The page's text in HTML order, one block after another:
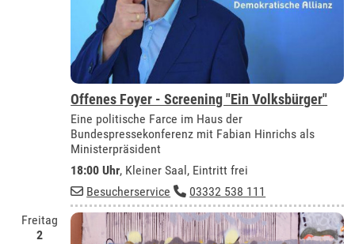
Offenes Foyer - Screening "Ein Volksbürger"
Eine politische Farce im Haus der
Bundespressekonferenz mit Fabian Hinrichs als
Ministerpräsident
18:00 Uhr, Kleiner Saal , Eintritt frei
Besucherservice
03332 538 111
Freitag
2